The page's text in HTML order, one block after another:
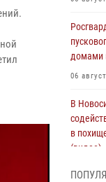
домами
06
В
в
(видео)